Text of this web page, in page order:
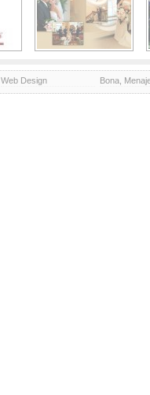
Web Design Bona,